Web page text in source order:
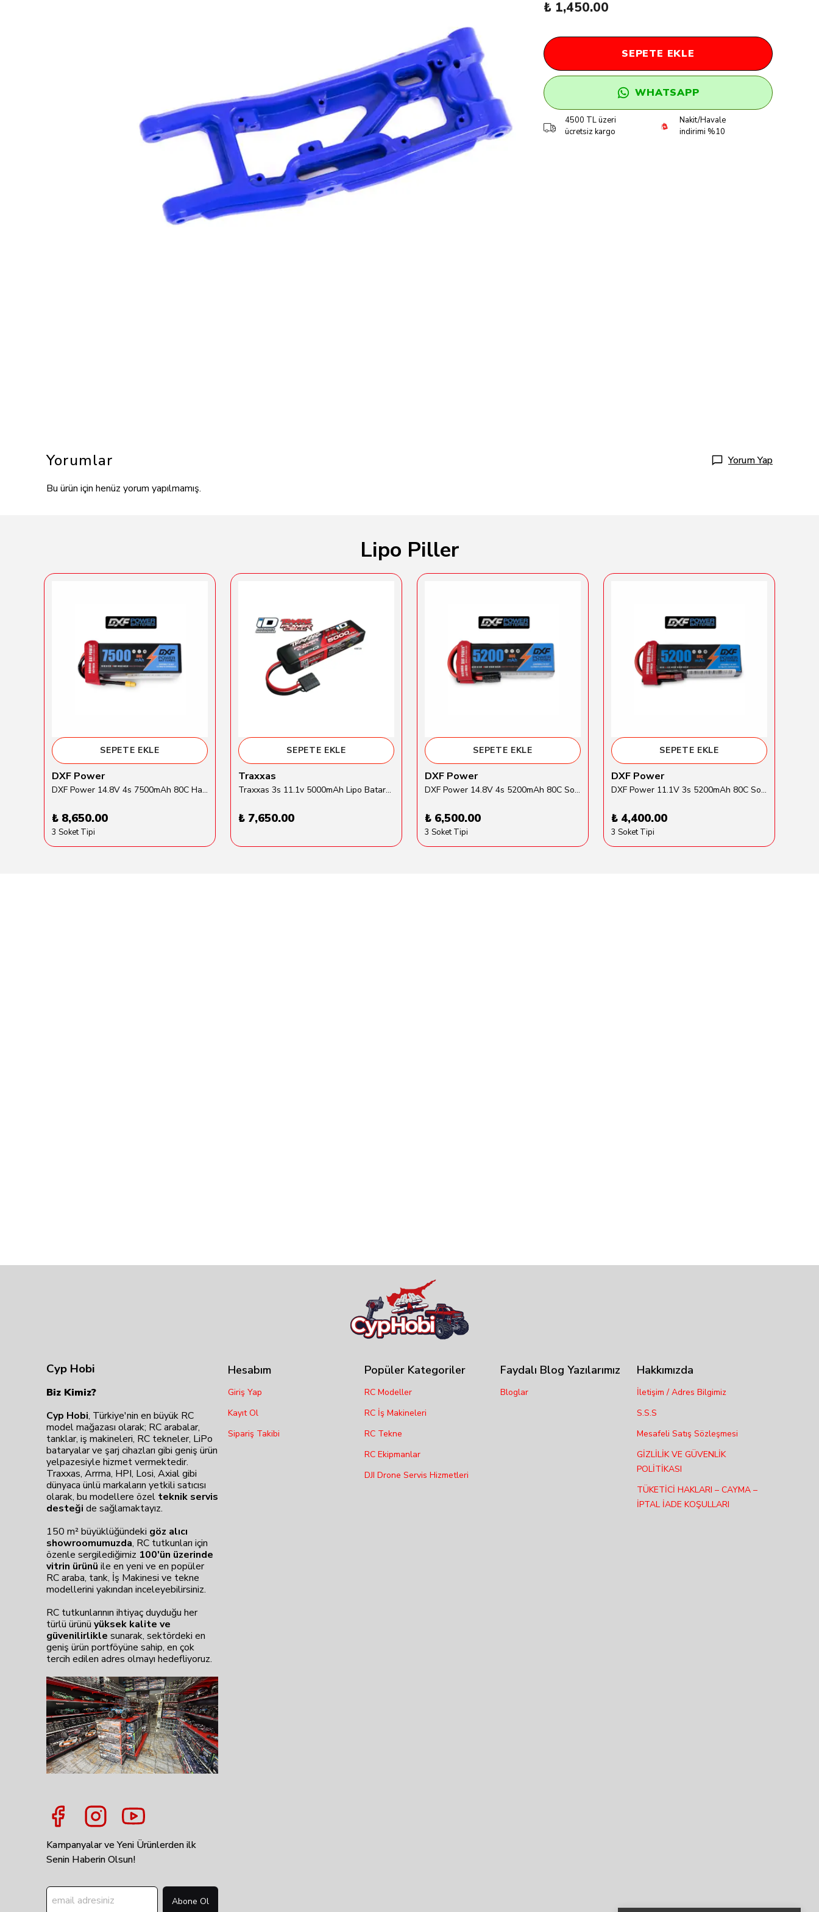
₺ 1,450.00
SEPETE EKLE
WHATSAPP
4500 TL üzeri
ücretsiz kargo
Nakit/Havale
indirimi %10
Yorumlar Yorum Yap
Bu ürün için henüz yorum yapılmamış.
Lipo Piller
SEPETE EKLE
DXF Power
DXF Power 14.8V 4s 7500mAh 80C Hardcase Lipo Batarya
₺ 8,650.00
3 Soket Tipi
SEPETE EKLE
Traxxas
Traxxas 3s 11.1v 5000mAh Lipo Batarya (TRX 2872X)
₺ 7,650.00
SEPETE EKLE
DXF Power
DXF Power 14.8V 4s 5200mAh 80C Softcase Lipo Batarya
₺ 6,500.00
3 Soket Tipi
SEPETE EKLE
DXF Power
DXF Power 11.1V 3s 5200mAh 80C Softcase Lipo Batarya
₺ 4,400.00
3 Soket Tipi
Hesabım
Giriş Yap
Kayıt Ol
Sipariş Takibi
Popüler Kategoriler
RC Modeller
RC İş Makineleri
RC Tekne
RC Ekipmanlar
DJI Drone Servis Hizmetleri
Faydalı Blog Yazılarımız
Bloglar
Hakkımızda
İletişim / Adres Bilgimiz
S.S.S
Mesafeli Satış Sözleşmesi
GİZLİLİK VE GÜVENLİK
POLİTİKASI
TÜKETİCİ HAKLARI – CAYMA –
İPTAL İADE KOŞULLARI
Cyp Hobi
Biz Kimiz?
Cyp Hobi, Türkiye'nin en büyük RC
model mağazası olarak; RC arabalar,
tanklar, iş makineleri, RC tekneler, LiPo
bataryalar ve şarj cihazları gibi geniş ürün
yelpazesiyle hizmet vermektedir.
Traxxas, Arrma, HPI, Losi, Axial gibi
dünyaca ünlü markaların yetkili satıcısı
olarak, bu modellere özel teknik servis
desteği de sağlamaktayız.
150 m² büyüklüğündeki göz alıcı
showroomumuzda, RC tutkunları için
özenle sergilediğimiz 100'ün üzerinde
vitrin ürünü ile en yeni ve en popüler
RC araba, tank, İş Makinesi ve tekne
modellerini yakından inceleyebilirsiniz.
RC tutkunlarının ihtiyaç duyduğu her
türlü ürünü yüksek kalite ve
güvenilirlikle sunarak, sektördeki en
geniş ürün portföyüne sahip, en çok
tercih edilen adres olmayı hedefliyoruz.
Kampanyalar ve Yeni Ürünlerden ilk
Senin Haberin Olsun!
Abone Ol